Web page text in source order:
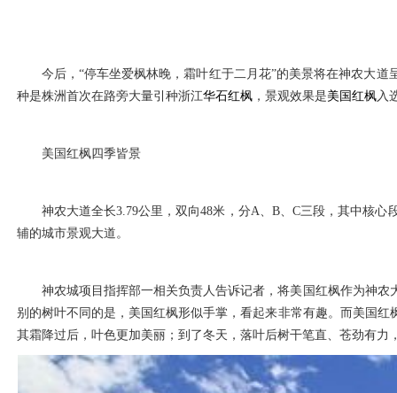
今后，“停车坐爱枫林晚，霜叶红于二月花”的美景将在神农大
种是株洲首次在路旁大量引种浙江华石红枫，景观效果是美国红枫入
美国红枫四季皆景
神农大道全长3.79公里，双向48米，分A、B、C三段，其中核
辅的城市景观大道。
神农城项目指挥部一相关负责人告诉记者，将美国红枫作为神农
别的树叶不同的是，美国红枫形似手掌，看起来非常有趣。而美国
其霜降过后，叶色更加美丽；到了冬天，落叶后树干笔直、苍劲有力